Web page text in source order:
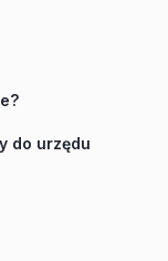
do urzędu